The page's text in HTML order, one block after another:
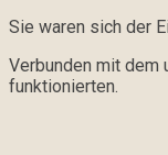
Sie waren sich der
Verbunden mit dem
funktionierten.